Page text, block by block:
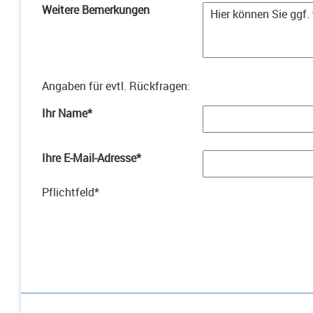
Weitere Bemerkungen
Angaben für evtl. Rückfragen:
Ihr Name*
Ihre E-Mail-Adresse*
Pflichtfeld*